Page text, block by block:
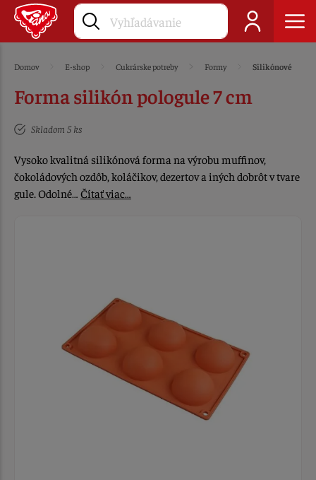
Domov E-shop Cukrárske potreby Formy Silikónové
Forma silikón pologule 7 cm
Skladom 5 ks
Vysoko kvalitná silikónová forma na výrobu muffinov,
čokoládových ozdôb, koláčikov, dezertov a iných dobrôt v tvare
gule. Odolné… Čítať viac…